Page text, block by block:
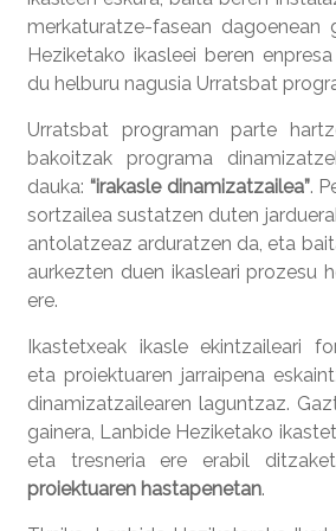
merkaturatze-fasean dagoenean
Heziketako ikasleei beren
du helburu nagusia Urratsbat
Urratsbat programan parte
bakoitzak programa
dauka: “irakasle dinamizatzailea”.
sortzailea sustatzen duten
antolatzeaz arduratzen da, eta
aurkezten duen ikasleari prozesu
ere.
Ikastetxeak ikasle ekintzaileari
eta proiektuaren jarraipena
dinamizatzailearen laguntzaz.
gainera, Lanbide Heziketako
eta tresneria ere erabil
proiektuaren hastapenetan.